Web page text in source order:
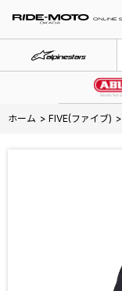
ホーム > FIVE(ファイブ) >